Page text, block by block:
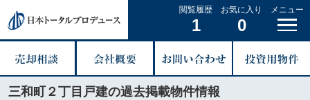
閲覧履歴
1
お気に入り
0
メニュー
三和町２丁目戸建の過去掲載物件情報